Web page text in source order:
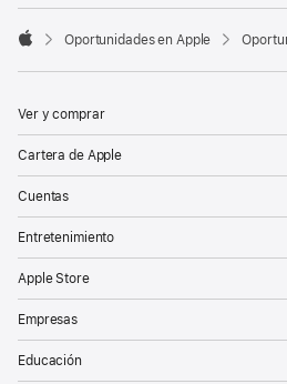

Oportunidades en Apple
Ver y comprar
Cartera de Apple
Cuentas
Entretenimiento
Apple Store
Empresas
Educación